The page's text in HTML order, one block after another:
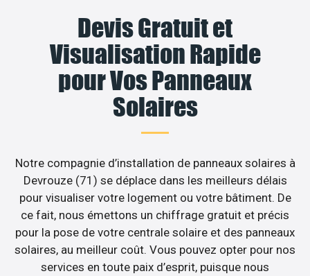
Devis Gratuit et
Visualisation Rapide
pour Vos Panneaux
Solaires
Notre compagnie d’installation de panneaux solaires à
Devrouze (71) se déplace dans les meilleurs délais
pour visualiser votre logement ou votre bâtiment. De
ce fait, nous émettons un chiffrage gratuit et précis
pour la pose de votre centrale solaire et des panneaux
solaires, au meilleur coût. Vous pouvez opter pour nos
services en toute paix d’esprit, puisque nous